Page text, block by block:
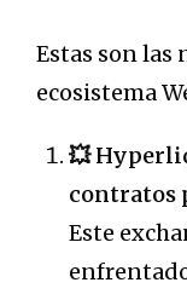
Estas son las
ecosistema
💥
contratos
Este